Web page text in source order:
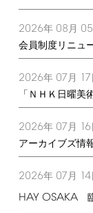
2026年 08月 05
会員制度リニュ
2026年 07月 17
「ＮＨＫ日曜
2026年 07月 16
アーカイブズ情
2026年 07月 14
HAY OSAKA臨